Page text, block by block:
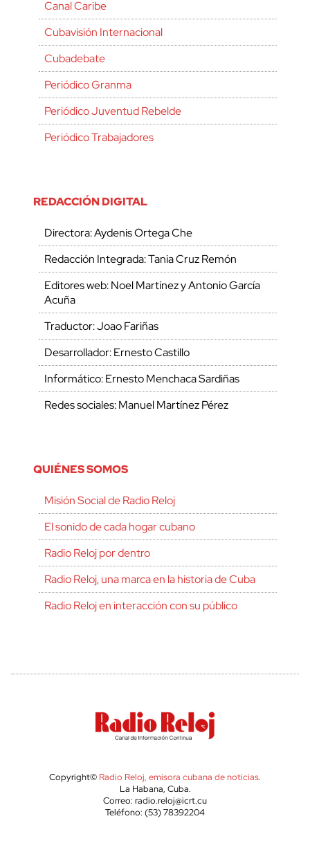
Canal Caribe
Cubavisión Internacional
Cubadebate
Periódico Granma
Periódico Juventud Rebelde
Periódico Trabajadores
REDACCIÓN DIGITAL
Directora: Aydenis Ortega Che
Redacción Integrada: Tania Cruz Remón
Editores web: Noel Martínez y Antonio García
Acuña
Traductor: Joao Fariñas
Desarrollador: Ernesto Castillo
Informático: Ernesto Menchaca Sardiñas
Redes sociales: Manuel Martínez Pérez
QUIÉNES SOMOS
Misión Social de Radio Reloj
El sonido de cada hogar cubano
Radio Reloj por dentro
Radio Reloj, una marca en la historia de Cuba
Radio Reloj en interacción con su público
Copyright© Radio Reloj, emisora cubana de noticias.
La Habana, Cuba.
Correo: radio.reloj@icrt.cu
Teléfono: (53) 78392204